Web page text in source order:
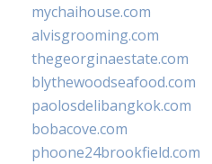
mychaihouse.com
alvisgrooming.com
thegeorginaestate.com
blythewoodseafood.com
paolosdelibangkok.com
bobacove.com
phoone24brookfield.com